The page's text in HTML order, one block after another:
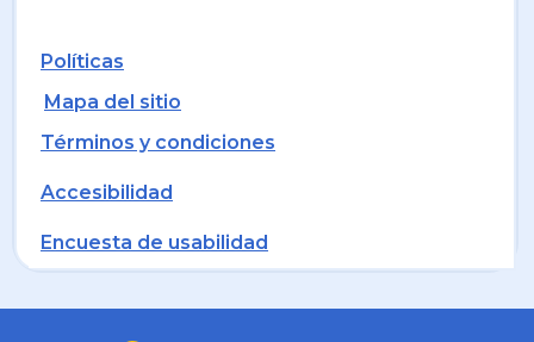
Políticas
Mapa del sitio
Términos y condiciones
Accesibilidad
Encuesta de usabilidad